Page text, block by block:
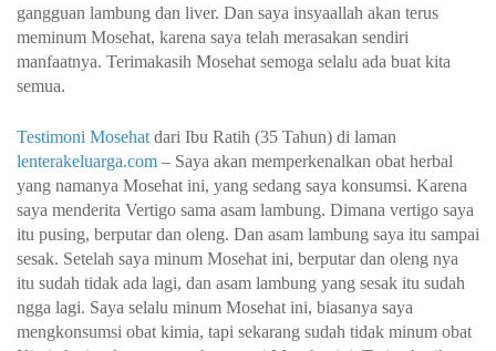
gangguan lambung dan liver. Dan saya insyaallah akan terus
meminum Mosehat, karena saya telah merasakan sendiri
manfaatnya. Terimakasih Mosehat semoga selalu ada buat kita
semua.
Testimoni Mosehat dari Ibu Ratih (35 Tahun) di laman
lenterakeluarga.com – Saya akan memperkenalkan obat herbal
yang namanya Mosehat ini, yang sedang saya konsumsi. Karena
saya menderita Vertigo sama asam lambung. Dimana vertigo saya
itu pusing, berputar dan oleng. Dan asam lambung saya itu sampai
sesak. Setelah saya minum Mosehat ini, berputar dan oleng nya
itu sudah tidak ada lagi, dan asam lambung yang sesak itu sudah
ngga lagi. Saya selalu minum Mosehat ini, biasanya saya
mengkonsumsi obat kimia, tapi sekarang sudah tidak minum obat